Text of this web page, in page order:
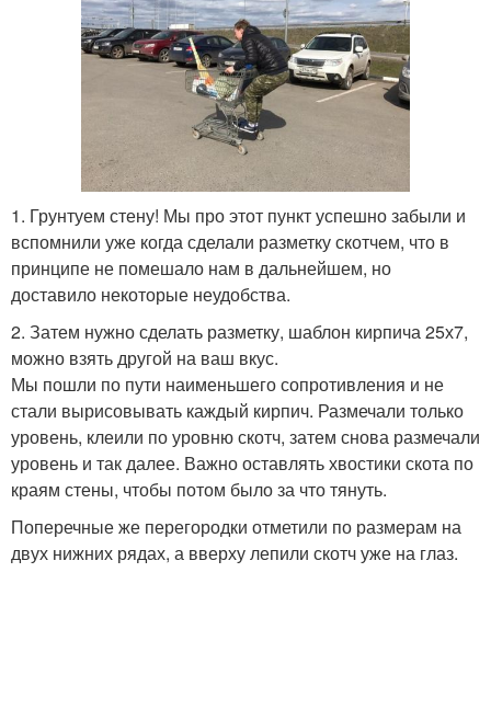
1. Грунтуем стену! Мы про этот пункт успешно забыли и
вспомнили уже когда сделали разметку скотчем, что в
принципе не помешало нам в дальнейшем, но
доставило некоторые неудобства.
2. Затем нужно сделать разметку, шаблон кирпича 25х7,
можно взять другой на ваш вкус.
Мы пошли по пути наименьшего сопротивления и не
стали вырисовывать каждый кирпич. Размечали только
уровень, клеили по уровню скотч, затем снова размечали
уровень и так далее. Важно оставлять хвостики скота по
краям стены, чтобы потом было за что тянуть.
Поперечные же перегородки отметили по размерам на
двух нижних рядах, а вверху лепили скотч уже на глаз.